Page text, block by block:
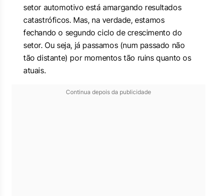
setor automotivo está amargando resultados
catastróficos. Mas, na verdade, estamos
fechando o segundo ciclo de crescimento do
setor. Ou seja, já passamos (num passado não
tão distante) por momentos tão ruins quanto os
atuais.
Continua depois da publicidade